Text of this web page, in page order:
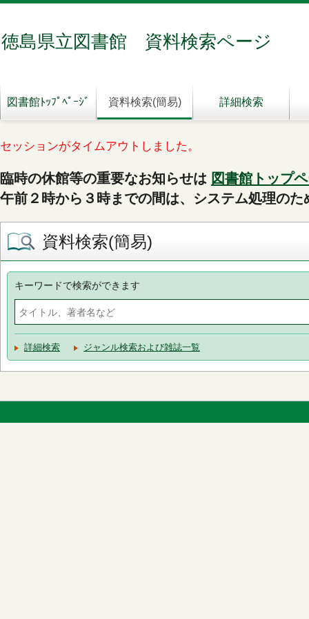
徳島県立図書館 資料検索ページ
図書館ﾄｯﾌﾟﾍﾟｰｼﾞ 資料検索(簡易) 詳細検索
セッションがタイムアウトしました。
臨時の休館等の重要なお知らせは 図書館トップ
午前２時から３時までの間は、システム処理の
資料検索(簡易)
キーワードで検索ができます
詳細検索 ジャンル検索および雑誌一覧